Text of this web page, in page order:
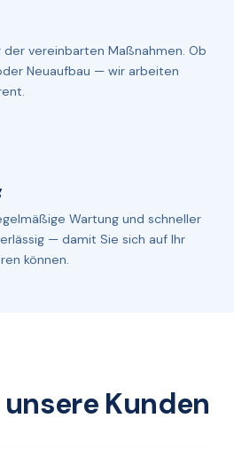
vereinbarten Maßnahmen. Ob
Neuaufbau — wir arbeiten
Wartung und schneller
— damit Sie sich auf Ihr
können.
unsere Kunden